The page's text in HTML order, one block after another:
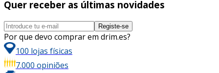
Quer receber as últimas novidades
Registe-se
Por que devo comprar em drim.es?
100 lojas físicas
7.000 opiniões